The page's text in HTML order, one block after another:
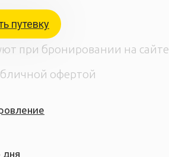
путевку
при бронировании на сайте
офертой
дня